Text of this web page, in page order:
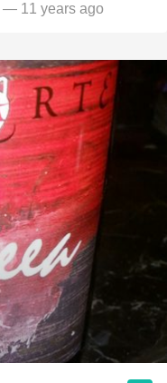
— 11 years ago